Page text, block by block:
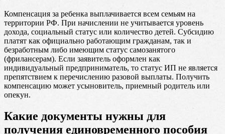
Компенсация за ребенка выплачивается всем семьям на
территории РФ. При начислении не учитывается уровень
дохода, социальный статус или количество детей. Субсидию
платят как официально работающим гражданам, так и
безработным либо имеющим статус самозанятого
(фрилансерам). Если заявитель оформлен как
индивидуальный предприниматель, то статус ИП не является
препятствием к перечислению разовой выплаты. Получить
компенсацию может усыновитель, приемный родитель или
опекун.
Какие документы нужны для
получения единовременного пособия